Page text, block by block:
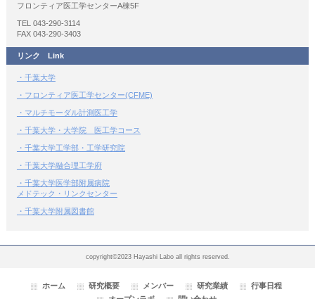
フロンティア医工学センターA棟5F
TEL 043-290-3114
FAX 043-290-3403
リンク Link
・千葉大学
・フロンティア医工学センター(CFME)
・マルチモーダル計測医工学
・千葉大学・大学院 医工学コース
・千葉大学工学部・工学研究院
・千葉大学融合理工学府
・千葉大学医学部附属病院
メドテック・リンクセンター
・千葉大学附属図書館
copyright©2023 Hayashi Labo all rights reserved.
ホーム 研究概要 メンバー 研究業績
行事日程